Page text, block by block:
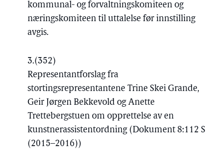
kommunal- og forvaltningskomiteen og
næringskomiteen til uttalelse før innstilling
avgis.
3.(352)
Representantforslag fra
stortingsrepresentantene Trine Skei Grande,
Geir Jørgen Bekkevold og Anette
Trettebergstuen om opprettelse av en
kunstnerassistentordning (Dokument 8:112 S
(2015–2016))